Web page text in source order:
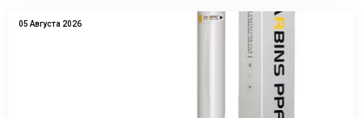
05 Августа 2026